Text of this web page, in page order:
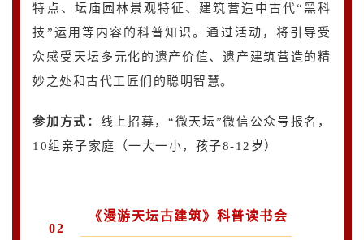
特点、坛庙园林景观特征、建筑营造中古代“黑科
技”运用等内容的科普知识。通过活动，将引导受
众感受天坛多元化的遗产价值、遗产建筑营造的精
妙之处和古代工匠们的聪明智慧。
参加方式： 线上招募，“微天坛”微信公众号报名，
10组亲子家庭（一大一小，孩子8-12岁）
02
《漫游天坛古建筑》科普读书会